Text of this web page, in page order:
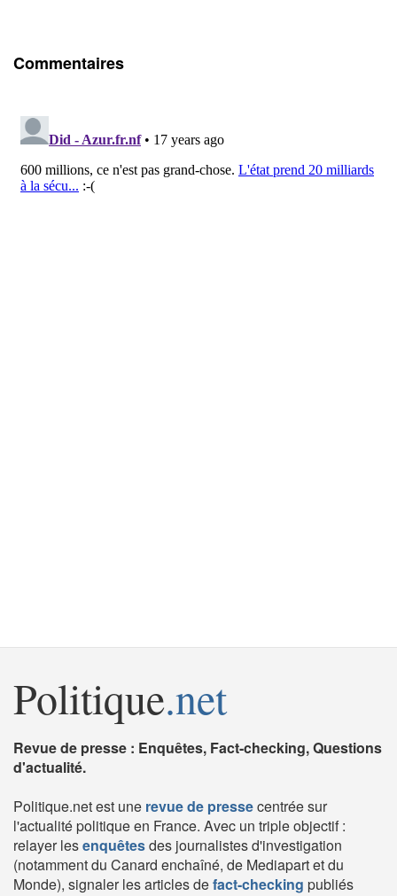
Commentaires
Politique.net
Revue de presse : Enquêtes, Fact-checking, Questions
d'actualité.
Politique.net est une revue de pressecentrée sur
l'actualité politique en France. Avec un triple objectif :
relayer lesenquêtesdes journalistes d'investigation
(notamment du Canard enchaîné, de Mediapart et du
Monde), signaler les articles defact-checking publiés